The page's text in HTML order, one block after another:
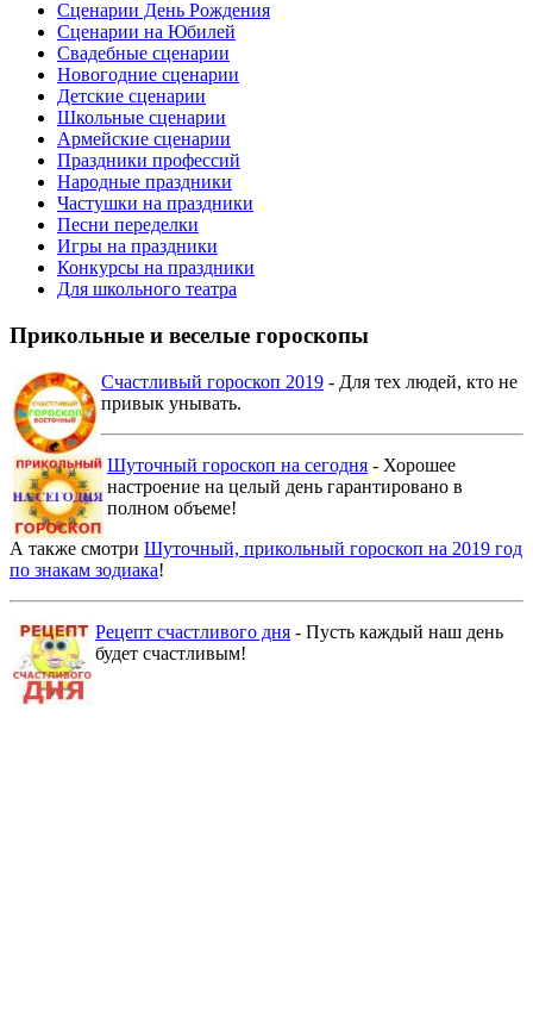
Сценарии День Рождения
Сценарии на Юбилей
Свадебные сценарии
Новогодние сценарии
Детские сценарии
Школьные сценарии
Армейские сценарии
Праздники профессий
Народные праздники
Частушки на праздники
Песни переделки
Игры на праздники
Конкурсы на праздники
Для школьного театра
Прикольные и веселые гороскопы
Счастливый гороскоп 2019 - Для тех людей, кто не
привык унывать.
Шуточный гороскоп на сегодня - Хорошее
настроение на целый день гарантировано в
полном объеме!
А также смотри Шуточный, прикольный гороскоп на 2019 год
по знакам зодиака!
Рецепт счастливого дня - Пусть каждый наш день
будет счастливым!